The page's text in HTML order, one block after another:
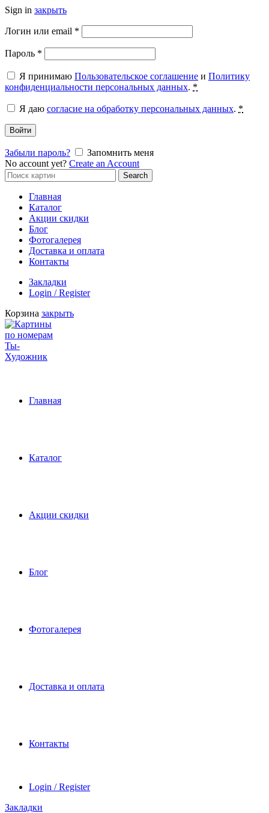
Sign in закрыть
Логин или email *
Пароль *
Я принимаю Пользовательское соглашение и Политику
конфиденциальности персональных данных. *
Я даю согласие на обработку персональных данных. *
Войти
Забыли пароль?
Запомнить меня
No account yet? Create an Account
Search
for:
Search
Главная
Каталог
Акции скидки
Блог
Фотогалерея
Доставка и оплата
Контакты
Закладки
Login / Register
Корзина закрыть
Главная
Каталог
Акции скидки
Блог
Фотогалерея
Доставка и оплата
Контакты
Login / Register
Закладки